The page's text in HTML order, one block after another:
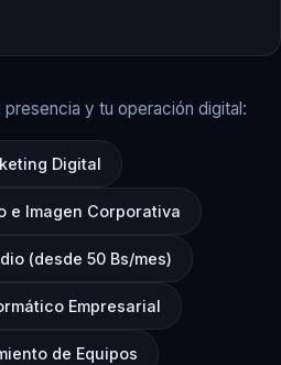
presencia y tu operación digital:
Digital
e Imagen Corporativa
(desde 50 Bs/mes)
Empresarial
de Equipos